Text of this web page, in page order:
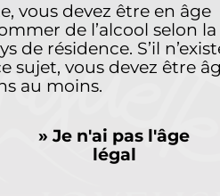
vous devez être en âge
de l’alcool selon la
de résidence. S’il
sujet, vous devez être
au moins.
» Je n'ai pas l'âge
légal